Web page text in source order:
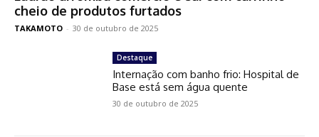
cheio de produtos furtados
TAKAMOTO - 30 de outubro de 2025
Destaque
Internação com banho frio: Hospital de
Base está sem água quente
30 de outubro de 2025